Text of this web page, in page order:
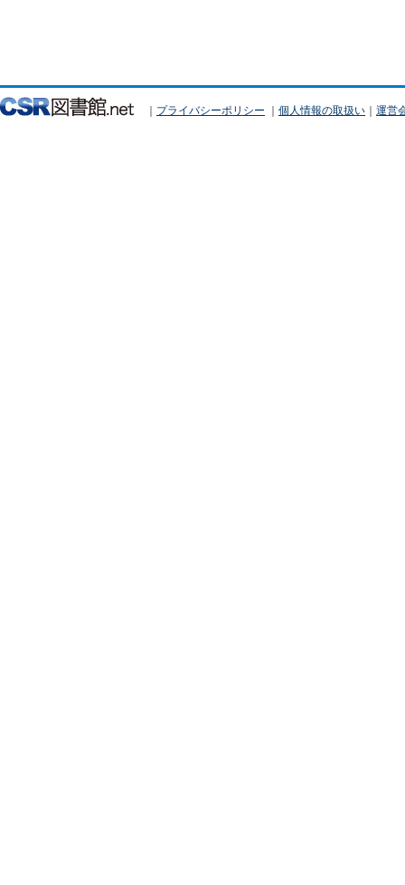
｜ プライバシーポリシー ｜ 個人情報の取扱い ｜ 運営